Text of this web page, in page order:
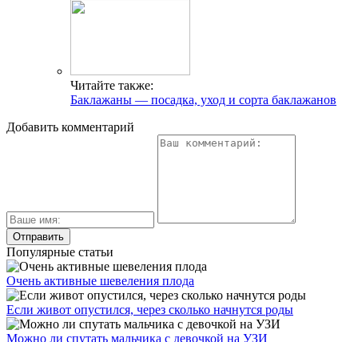
Читайте также:
Баклажаны — посадка, уход и сорта баклажанов
Добавить комментарий
Популярные статьи
Очень активные шевеления плода
Если живот опустился, через сколько начнутся роды
Можно ли спутать мальчика с девочкой на УЗИ